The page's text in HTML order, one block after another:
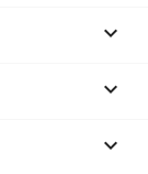


keyboard_arrow_down